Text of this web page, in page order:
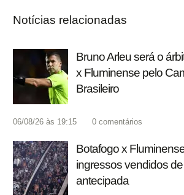
Notícias relacionadas
Bruno Arleu será o
x Fluminense pelo
Brasileiro
06/08/26 às 19:15 0 comentários
Botafogo x
ingressos vendidos
antecipada